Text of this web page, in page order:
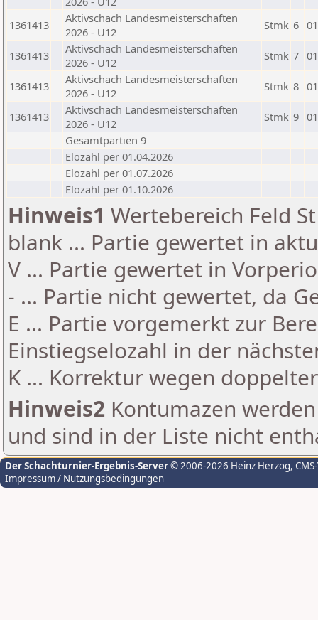
1361413
Aktivschach Landesmeisterschaften
2026 - U12
Stmk 6
1361413
Aktivschach Landesmeisterschaften
2026 - U12
Stmk 7
1361413
Aktivschach Landesmeisterschaften
2026 - U12
Stmk 8
1361413
Aktivschach Landesmeisterschaften
2026 - U12
Stmk 9
Gesamtpartien 9
Elozahl per 01.04.2026
Elozahl per 01.07.2026
Elozahl per 01.10.2026
Hinweis1 Wertebereich Feld
blank ... Partie gewertet in
V ... Partie gewertet in
- ... Partie nicht gewertet, da
E ... Partie vorgemerkt zur
Einstiegselozahl in der
K ... Korrektur wegen
Hinweis2 Kontumazen
und sind in der Liste nicht
Der Schachturnier-Ergebnis-Server© 2006-2026 Heinz Herzog,
Impressum / Nutzungsbedingungen